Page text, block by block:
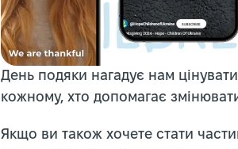
День подяки нагадує нам
кожному, хто допомагає
Якщо ви також хочете стати